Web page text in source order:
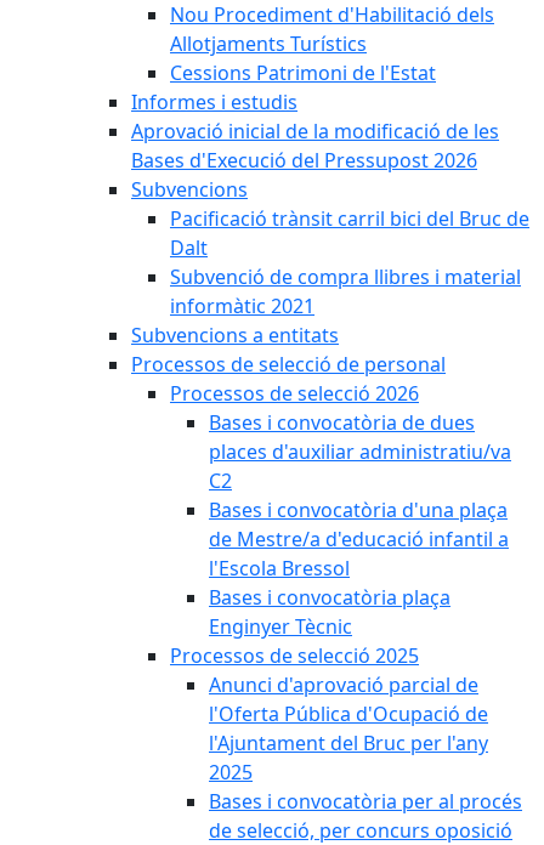
Nou Procediment d'Habilitació dels
Allotjaments Turístics
Cessions Patrimoni de l'Estat
Informes i estudis
Aprovació inicial de la modificació de les
Bases d'Execució del Pressupost 2026
Subvencions
Pacificació trànsit carril bici del Bruc de
Dalt
Subvenció de compra llibres i material
informàtic 2021
Subvencions a entitats
Processos de selecció de personal
Processos de selecció 2026
Bases i convocatòria de dues
places d'auxiliar administratiu/va
C2
Bases i convocatòria d'una plaça
de Mestre/a d'educació infantil a
l'Escola Bressol
Bases i convocatòria plaça
Enginyer Tècnic
Processos de selecció 2025
Anunci d'aprovació parcial de
l'Oferta Pública d'Ocupació de
l'Ajuntament del Bruc per l'any
2025
Bases i convocatòria per al procés
de selecció, per concurs oposició